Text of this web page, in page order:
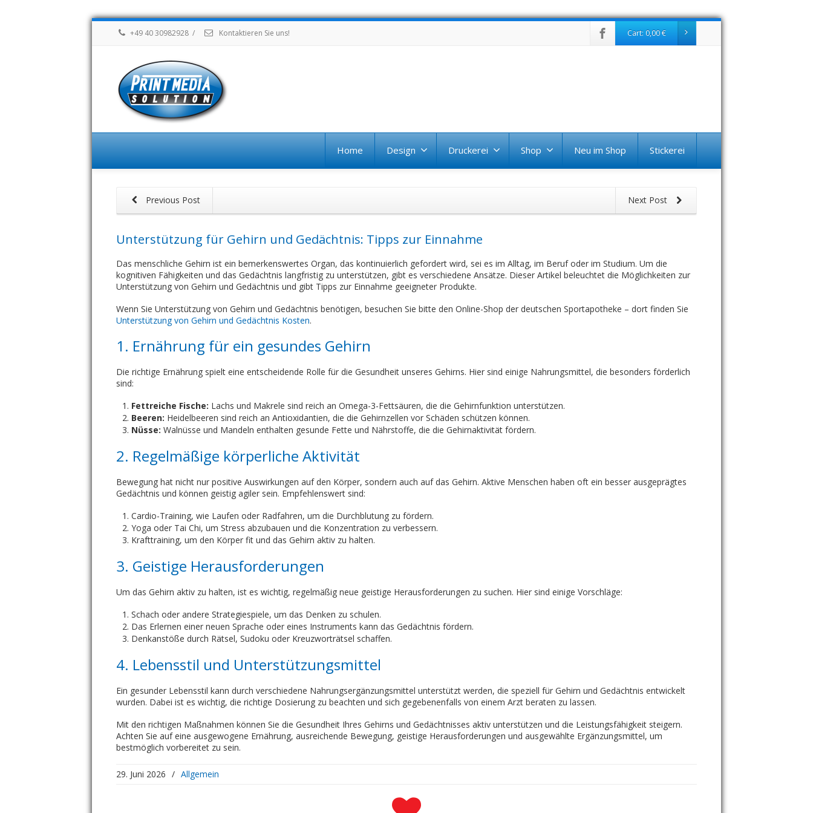
+49 40 30982928 / Kontaktieren Sie uns! Cart: 0,00€
Home Design Druckerei Shop Neu im Shop Stickerei
Next Post
Previous Post
Unterstützung für Gehirn und Gedächtnis: Tipps zur Einnahme
Das menschliche Gehirn ist ein bemerkenswertes Organ, das kontinuierlich gefordert wird, sei es im Alltag, im Beruf oder im Studium. Um die
kognitiven Fähigkeiten und das Gedächtnis langfristig zu unterstützen, gibt es verschiedene Ansätze. Dieser Artikel beleuchtet die Möglichkeiten zur
Unterstützung von Gehirn und Gedächtnis und gibt Tipps zur Einnahme geeigneter Produkte.
Wenn Sie Unterstützung von Gehirn und Gedächtnis benötigen, besuchen Sie bitte den Online-Shop der deutschen Sportapotheke – dort finden Sie
Unterstützung von Gehirn und Gedächtnis Kosten.
1. Ernährung für ein gesundes Gehirn
Die richtige Ernährung spielt eine entscheidende Rolle für die Gesundheit unseres Gehirns. Hier sind einige Nahrungsmittel, die besonders förderlich
sind:
Fettreiche Fische: Lachs und Makrele sind reich an Omega-3-Fettsäuren, die die Gehirnfunktion unterstützen.
Beeren: Heidelbeeren sind reich an Antioxidantien, die die Gehirnzellen vor Schäden schützen können.
Nüsse: Walnüsse und Mandeln enthalten gesunde Fette und Nährstoffe, die die Gehirnaktivität fördern.
2. Regelmäßige körperliche Aktivität
Bewegung hat nicht nur positive Auswirkungen auf den Körper, sondern auch auf das Gehirn. Aktive Menschen haben oft ein besser ausgeprägtes
Gedächtnis und können geistig agiler sein. Empfehlenswert sind:
Cardio-Training, wie Laufen oder Radfahren, um die Durchblutung zu fördern.
Yoga oder Tai Chi, um Stress abzubauen und die Konzentration zu verbessern.
Krafttraining, um den Körper fit und das Gehirn aktiv zu halten.
3. Geistige Herausforderungen
Um das Gehirn aktiv zu halten, ist es wichtig, regelmäßig neue geistige Herausforderungen zu suchen. Hier sind einige Vorschläge:
Schach oder andere Strategiespiele, um das Denken zu schulen.
Das Erlernen einer neuen Sprache oder eines Instruments kann das Gedächtnis fördern.
Denkanstöße durch Rätsel, Sudoku oder Kreuzworträtsel schaffen.
4. Lebensstil und Unterstützungsmittel
Ein gesunder Lebensstil kann durch verschiedene Nahrungsergänzungsmittel unterstützt werden, die speziell für Gehirn und Gedächtnis entwickelt
wurden. Dabei ist es wichtig, die richtige Dosierung zu beachten und sich gegebenenfalls von einem Arzt beraten zu lassen.
Mit den richtigen Maßnahmen können Sie die Gesundheit Ihres Gehirns und Gedächtnisses aktiv unterstützen und die Leistungsfähigkeit steigern.
Achten Sie auf eine ausgewogene Ernährung, ausreichende Bewegung, geistige Herausforderungen und ausgewählte Ergänzungsmittel, um
bestmöglich vorbereitet zu sein.
29. Juni 2026 / Allgemein